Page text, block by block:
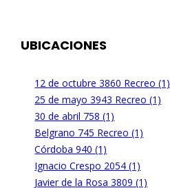
UBICACIONES
12 de octubre 3860 Recreo (1)
25 de mayo 3943 Recreo (1)
30 de abril 758 (1)
Belgrano 745 Recreo (1)
Córdoba 940 (1)
Ignacio Crespo 2054 (1)
Javier de la Rosa 3809 (1)